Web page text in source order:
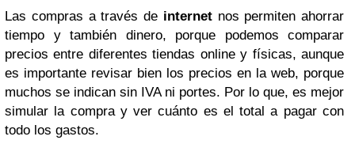
Las compras a través de internetnos permiten ahorrar
tiempo y también dinero, porque podemos comparar
precios entre diferentes tiendas online y físicas, aunque
es importante revisar bien los precios en la web, porque
muchos se indican sin IVA ni portes. Por lo que, es mejor
simular la compra y ver cuánto es el total a pagar con
todo los gastos.